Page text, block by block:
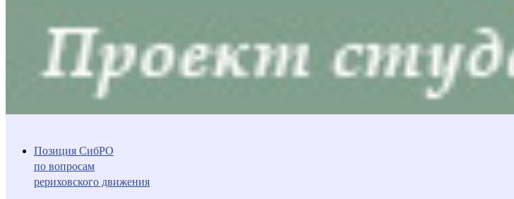
Позиция СибРО
по вопросам
рериховского движения